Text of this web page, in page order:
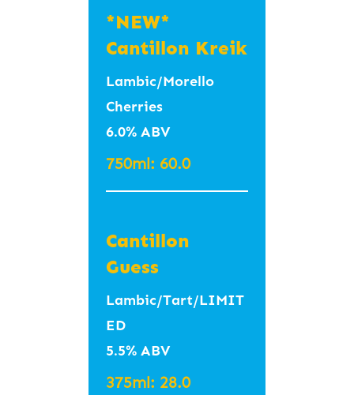
350ml – 13.5
(Ggeek Goyang)
Cardamom-
Pear
부차 ~0%
Kombucha
#Cardamom #Pear
#Lemongrass
#Lime #Probiotics
#콤부차 #스파클링티
*NEW*
Cantillon Kreik
Lambic/Morello
Cherries
6.0% ABV
750ml: 60.0
Cantillon
Guess
Lambic/Tart/LIMIT
ED
5.5% ABV
375ml: 28.0